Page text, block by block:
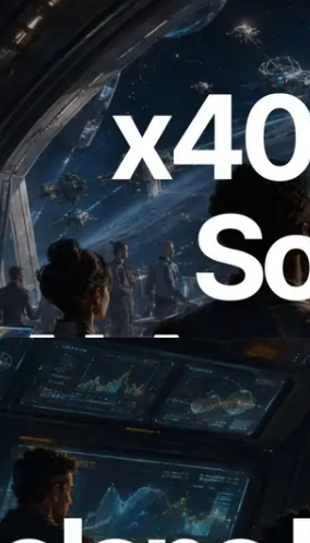
Solana RPC लॉन्च
जरूरत के API के लिए ऑन-
हैं